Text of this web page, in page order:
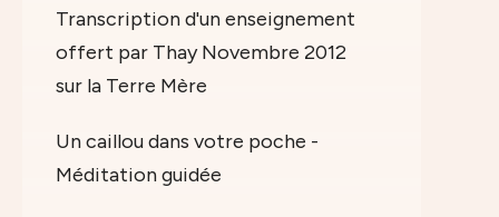
Transcription d'un enseignement
offert par Thay Novembre 2012
sur la Terre Mère
Un caillou dans votre poche -
Méditation guidée